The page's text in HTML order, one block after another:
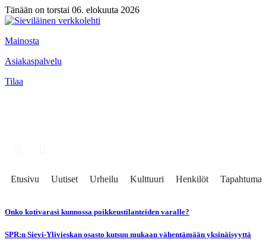
Tänään on torstai 06. elokuuta 2026
Mainosta
Asiakaspalvelu
Tilaa
Etusivu Uutiset Urheilu Kulttuuri Henkilöt Tapahtumat
Onko kotivarasi kunnossa poikkeustilanteiden varalle?
SPR:n Sievi-Ylivieskan osasto kutsuu mukaan vähentämään yksinäisyyttä